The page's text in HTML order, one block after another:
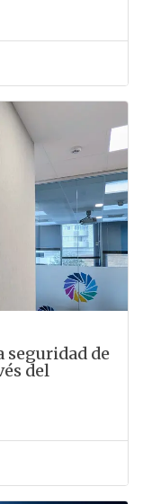
seguridad de
del